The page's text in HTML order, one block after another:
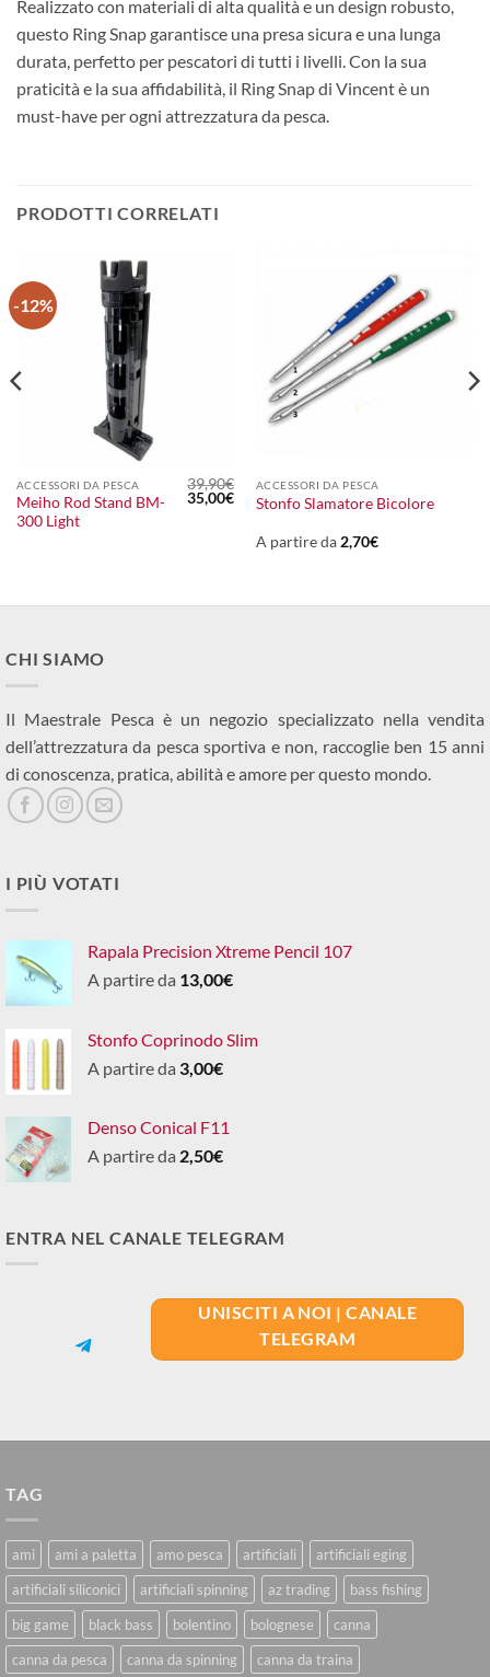
Realizzato con materiali di alta qualità e un design robusto,
questo Ring Snap garantisce una presa sicura e una lunga
durata, perfetto per pescatori di tutti i livelli. Con la sua
praticità e la sua affidabilità, il Ring Snap di Vincent è un
must-have per ogni attrezzatura da pesca.
PRODOTTI CORRELATI
-12%
ACCESSORI DA PESCA
Meiho Rod Stand BM-
300 Light
39,90€
Il
prezzo
35,00€Il
prezzo
35,00€.
ACCESSORI DA PESCA
Stonfo Slamatore Bicolore
A partire da 2,70€
CHI SIAMO
Il Maestrale Pesca è un negozio specializzato nella vendita
dell’attrezzatura da pesca sportiva e non, raccoglie ben 15 anni
di conoscenza, pratica, abilità e amore per questo mondo.
I PIÙ VOTATI
Rapala Precision Xtreme Pencil 107
A partire da 13,00€
Stonfo Coprinodo Slim
A partire da 3,00€
Denso Conical F11
A partire da 2,50€
ENTRA NEL CANALE TELEGRAM
UNISCITI A NOI | CANALE
TELEGRAM
TAG
ami ami a paletta amo pesca artificiali
artificiali eging
artificiali siliconici
artificiali spinning az trading
bass fishing
big game
black bass bolentino bolognese
canna
canna da pesca
canna da spinning canna da traina